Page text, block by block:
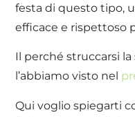
festa di questo tipo,
efficace e rispettoso
Il perché struccarsi
l’abbiamo visto nel
Qui voglio spiegarti